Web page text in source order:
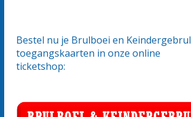
Bestel nu je Brulboei en Keindergebrul
toegangskaarten in onze online
ticketshop: